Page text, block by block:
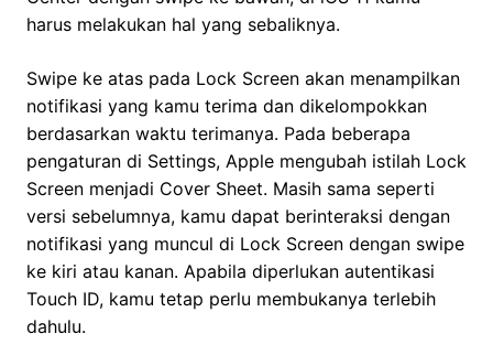
harus melakukan hal yang sebaliknya.
Swipe ke atas pada Lock Screen akan menampilkan
notifikasi yang kamu terima dan dikelompokkan
berdasarkan waktu terimanya. Pada beberapa
pengaturan di Settings, Apple mengubah istilah Lock
Screen menjadi Cover Sheet. Masih sama seperti
versi sebelumnya, kamu dapat berinteraksi dengan
notifikasi yang muncul di Lock Screen dengan swipe
ke kiri atau kanan. Apabila diperlukan autentikasi
Touch ID, kamu tetap perlu membukanya terlebih
dahulu.